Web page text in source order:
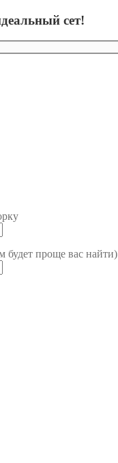
сет!
будет проще вас найти)